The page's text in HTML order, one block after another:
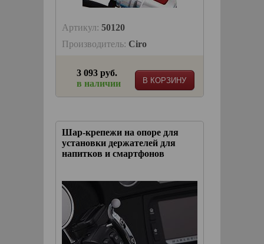
Артикул: 50120
Производитель: Ciro
В КОРЗИНУ
3 093 руб.
в наличии
Шар-крепежи на опоре для
установки держателей для
напитков и смартфонов